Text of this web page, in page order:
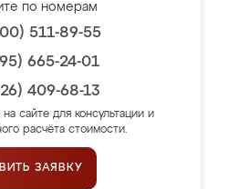
по номерам
511-89-55
665-24-01
409-68-13
на сайте для консультации и
расчёта стоимости.
ЗАЯВКУ